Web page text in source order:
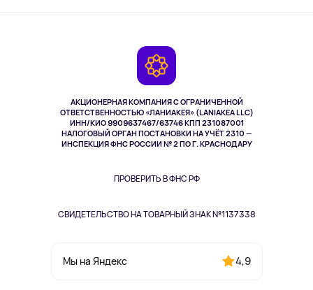
АКЦИОНЕРНАЯ КОМПАНИЯ С ОГРАНИЧЕННОЙ
ОТВЕТСТВЕННОСТЬЮ «ЛАНИАКЕЯ» (LANIAKEA LLC)
ИНН/КИО 9909637467/63746 КПП 231087001
НАЛОГОВЫЙ ОРГАН ПОСТАНОВКИ НА УЧЁТ 2310 —
ИНСПЕКЦИЯ ФНС РОССИИ № 2 ПО Г. КРАСНОДАРУ
ПРОВЕРИТЬ В ФНС РФ
СВИДЕТЕЛЬСТВО НА ТОВАРНЫЙ ЗНАК №1137338
Мы на Яндекс 4,9
Здоровье питомцев
Одежда и аксессуары